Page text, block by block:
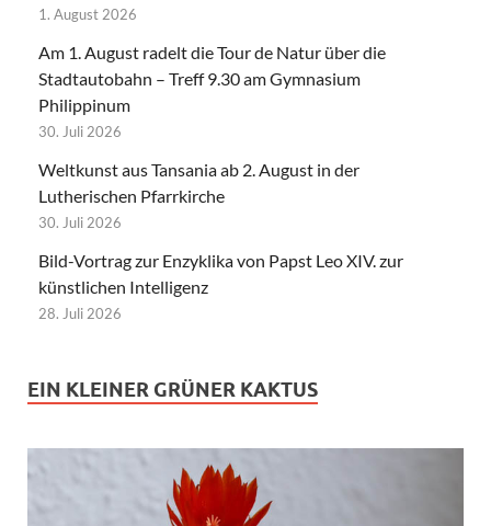
1. August 2026
Am 1. August radelt die Tour de Natur über die
Stadtautobahn – Treff 9.30 am Gymnasium
Philippinum
30. Juli 2026
Weltkunst aus Tansania ab 2. August in der
Lutherischen Pfarrkirche
30. Juli 2026
Bild-Vortrag zur Enzyklika von Papst Leo XIV. zur
künstlichen Intelligenz
28. Juli 2026
EIN KLEINER GRÜNER KAKTUS